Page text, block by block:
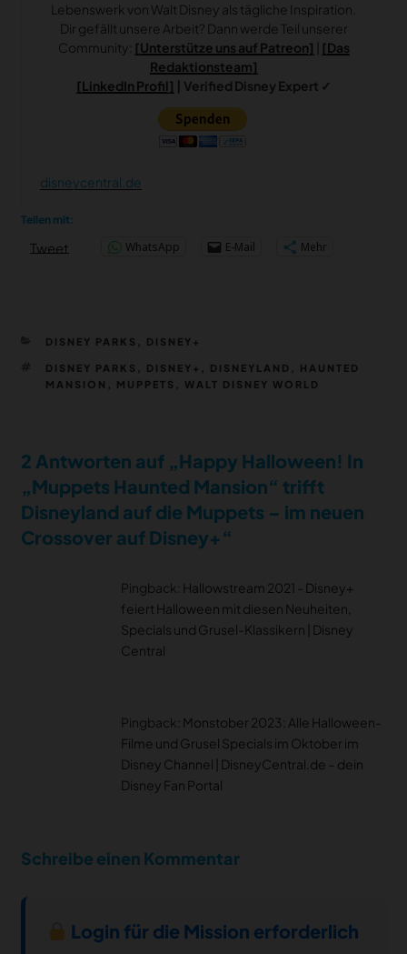
Lebenswerk von Walt Disney als tägliche Inspiration.
Dir gefällt unsere Arbeit? Dann werde Teil unserer
Community: [Unterstütze uns auf Patreon]
[Das
Redaktionsteam]
[LinkedIn Profil] | Verified Disney Expert ✓
disneycentral.de
Teilen mit:
Tweet WhatsApp E-Mail Mehr
KATEGORIEN
DISNEY PARKS DISNEY+
SCHLAGWÖRTER
DISNEY PARKS DISNEY+ DISNEYLAND
HAUNTED
MANSION
MUPPETS WALT DISNEY WORLD
2 Antworten auf „Happy Halloween! In
„Muppets Haunted Mansion“ trifft
Disneyland auf die Muppets – im neuen
Crossover auf Disney+“
Pingback: Hallowstream 2021 - Disney+
feiert Halloween mit diesen Neuheiten,
Specials und Grusel-Klassikern | Disney
Central
Pingback: Monstober 2023: Alle Halloween-
Filme und Grusel Specials im Oktober im
Disney Channel | DisneyCentral.de – dein
Disney Fan Portal
Schreibe einen Kommentar
Login für die Mission erforderlich